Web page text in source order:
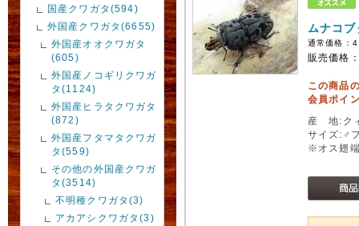
国産クワガタ(594)
外国産クワガタ(6655)
外国産オオクワガタ
(605)
外国産ノコギリクワガ
タ(1124)
外国産ヒラタクワガタ
(872)
外国産フタマタクワガ
タ(559)
その他の外国産クワガ
タ(3514)
不明種クワガタ(3)
アカアシクワガタ(3)
ムナコ
通常価格：
販売価格
この商品
会員ポイ
産 地:ク
サイズ:♂
※オス翅